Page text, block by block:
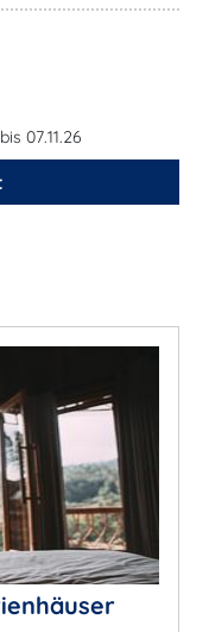
07.11.26